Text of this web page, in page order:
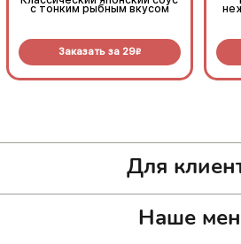
с тонким рыбным вкусом
Заказать за 29R
Для
Наше